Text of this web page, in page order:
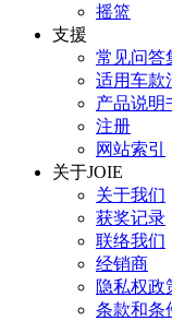
摇篮
支援
常见问答
适用车款
产品说明
注册
网站索引
关于JOIE
关于我们
获奖记录
联络我们
经销商
隐私权政
条款和条